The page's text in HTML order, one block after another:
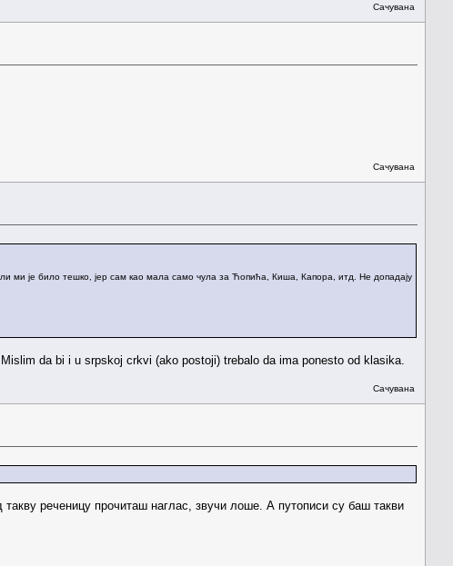
Сачувана
Сачувана
ми је било тешко, јер сам као мала само чула за Ћопића, Киша, Капора, итд. Не допадају
da bi i u srpskoj crkvi (ako postoji) trebalo da ima ponesto od klasika.
Сачувана
реченицу прочиташ наглас, звучи лоше. А путописи су баш такви